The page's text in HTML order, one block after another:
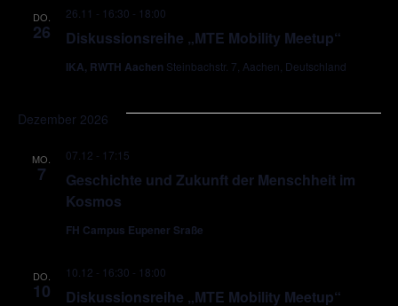
DO.
26 Diskussionsreihe „MTE Mobility Meetup“
26.11 - 16:30 - 18:00
IKA, RWTH Aachen Steinbachstr. 7, Aachen, Deutschland
Dezember 2026
MO.
7
Geschichte und Zukunft der Menschheit im
Kosmos
07.12 - 17:15
FH Campus Eupener Sraße
DO.
10 Diskussionsreihe „MTE Mobility Meetup“
10.12 - 16:30 - 18:00